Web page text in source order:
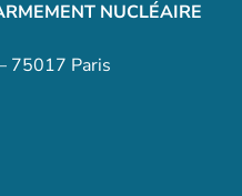
NUCLÉAIRE
75017 Paris